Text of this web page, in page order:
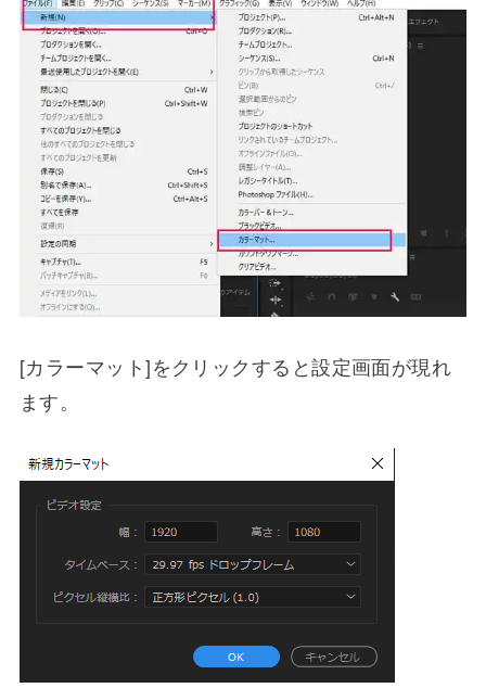
[カラーマット]をクリックすると設定画面が現れ
ます。